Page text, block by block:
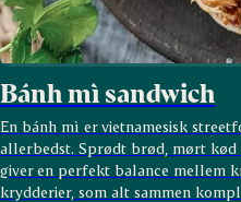
Bánh mì sandwich
En bánh mì er vietnamesisk
allerbedst. Sprødt brød, mørt
giver en perfekt balance mellem
krydderier, som alt sammen